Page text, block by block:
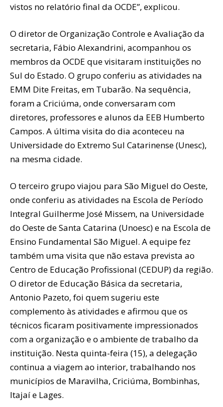
vistos no relatório final da OCDE”, explicou.
O diretor de Organização Controle e Avaliação da
secretaria, Fábio Alexandrini, acompanhou os
membros da OCDE que visitaram instituições no
Sul do Estado. O grupo conferiu as atividades na
EMM Dite Freitas, em Tubarão. Na sequência,
foram a Criciúma, onde conversaram com
diretores, professores e alunos da EEB Humberto
Campos. A última visita do dia aconteceu na
Universidade do Extremo Sul Catarinense (Unesc),
na mesma cidade.
O terceiro grupo viajou para São Miguel do Oeste,
onde conferiu as atividades na Escola de Período
Integral Guilherme José Missem, na Universidade
do Oeste de Santa Catarina (Unoesc) e na Escola de
Ensino Fundamental São Miguel. A equipe fez
também uma visita que não estava prevista ao
Centro de Educação Profissional (CEDUP) da região.
O diretor de Educação Básica da secretaria,
Antonio Pazeto, foi quem sugeriu este
complemento às atividades e afirmou que os
técnicos ficaram positivamente impressionados
com a organização e o ambiente de trabalho da
instituição. Nesta quinta-feira (15), a delegação
continua a viagem ao interior, trabalhando nos
municípios de Maravilha, Criciúma, Bombinhas,
Itajaí e Lages.